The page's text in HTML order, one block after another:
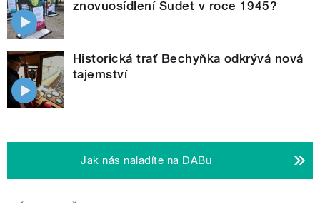
znovuosídlení Sudet v roce 1945?
Historická trať Bechyňka odkrývá nová
tajemství
Jak nás naladíte na DABu